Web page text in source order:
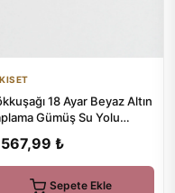
18 Ayar Beyaz Altın
Gümüş Su Yolu
₺
Sepete Ekle